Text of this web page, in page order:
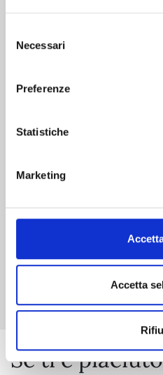
delNecessari
Preferenze
Statistiche
Marketing
Accetta
Se ti è